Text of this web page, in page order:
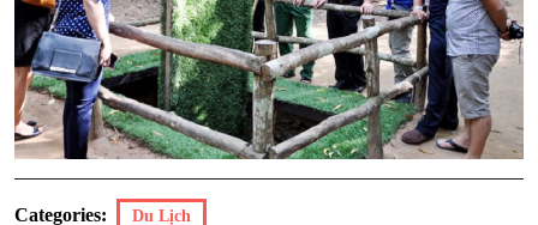
Categories: Du Lịch